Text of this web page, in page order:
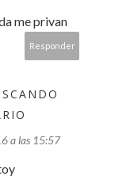
me privan
Responder
a las 15:57